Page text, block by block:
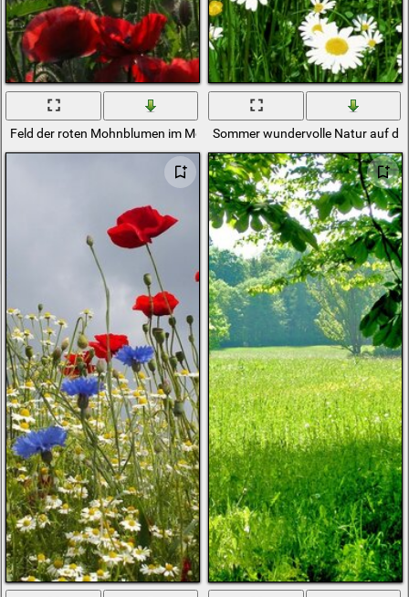
Feld der roten Mohnblumen im MorgengrauenSommer wundervolle Natur auf